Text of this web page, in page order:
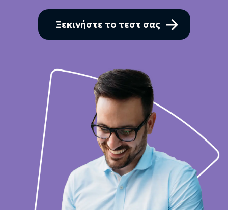
Ξεκινήστε το τεστ σας